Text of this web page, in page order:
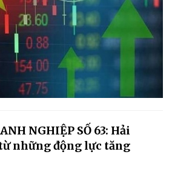
NGHIỆP SỐ 63: Hải
những động lực tăng